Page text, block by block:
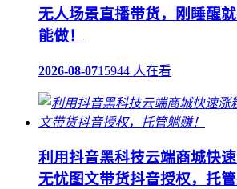
无人场景直播带货，刚睡醒
能做！
2026-08-0715944 人在看
利用抖音黑科技云端商城快
无忧图文带货抖音授权，托管